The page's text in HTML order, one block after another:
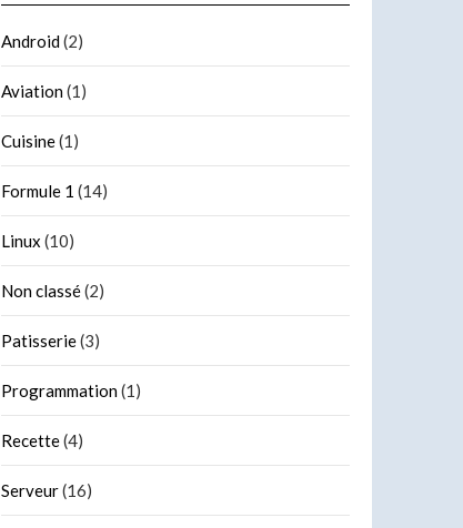
Android(2)
Aviation(1)
Cuisine(1)
Formule 1 (14)
Linux (10)
Non classé(2)
Patisserie(3)
Programmation(1)
Recette(4)
Serveur(16)